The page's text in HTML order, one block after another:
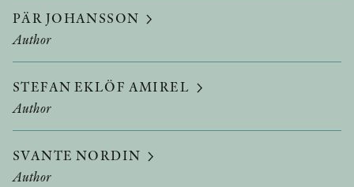
PÄR JOHANSSON
Author
STEFAN EKLÖF AMIREL
Author
SVANTE NORDIN
Author